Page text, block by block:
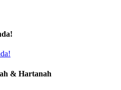
& Hartanah